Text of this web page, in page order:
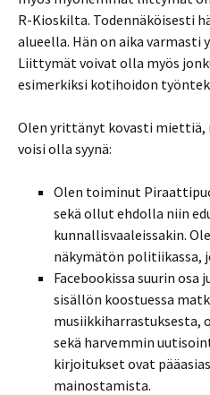
R-Kioskilta. Todennäköisesti
alueella. Hän on aika varmasti
Liittymät voivat olla myös
esimerkiksi kotihoidon
Olen yrittänyt kovasti
voisi olla syynä:
Olen toiminut
sekä ollut ehdolla niin
kunnallisvaaleissakin.
näkymätön politiikassa,
Facebookissa suurin osa
sisällön koostuessa
musiikkiharrastuksesta,
sekä harvemmin
kirjoitukset ovat
mainostamista.